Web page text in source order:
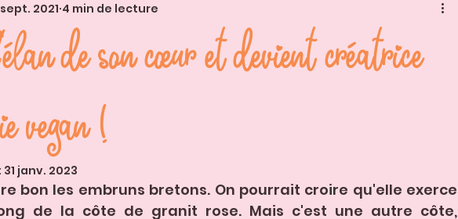
insolites Histoires d'animaux
de son cœur et devient créatrice
vegan !
2021 4 min de lecture
31 janv. 2023
bon les embruns bretons. On pourrait croire qu'elle exerce
de la côte de granit rose. Mais c'est une autre côte,